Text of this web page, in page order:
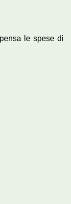
le spese di